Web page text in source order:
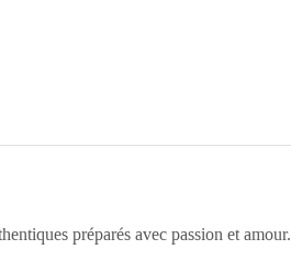
préparés avec passion et amour.